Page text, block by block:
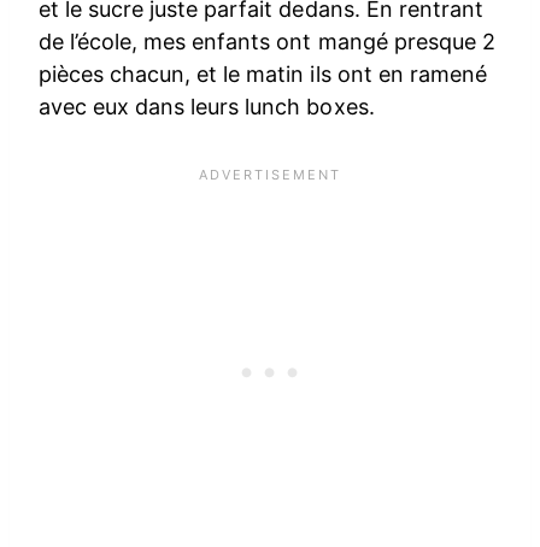
et le sucre juste parfait dedans. En rentrant
de l’école, mes enfants ont mangé presque 2
pièces chacun, et le matin ils ont en ramené
avec eux dans leurs lunch boxes.